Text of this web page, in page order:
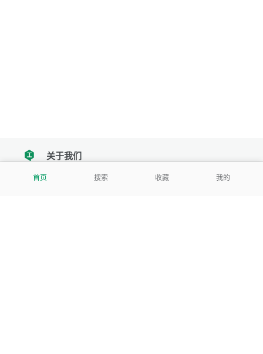
首页 搜索 收藏 我的
tencent关于我们
我们努力把每一个工具做成批量处理的产品